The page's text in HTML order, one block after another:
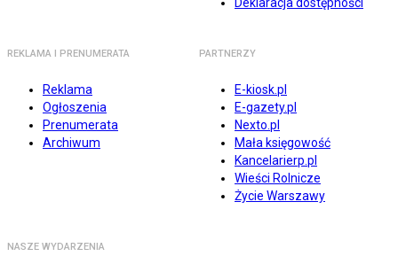
REKLAMA I PRENUMERATA
Reklama
Ogłoszenia
Prenumerata
Archiwum
PARTNERZY
E-kiosk.pl
E-gazety.pl
Nexto.pl
Mała księgowość
Kancelarierp.pl
Wieści Rolnicze
Życie Warszawy
NASZE WYDARZENIA